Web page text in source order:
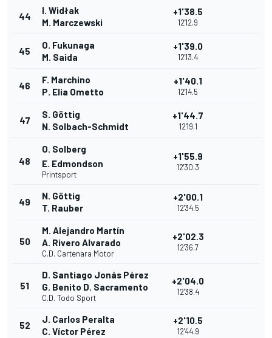
44
I. Widłak
M. Marczewski
+1'38.5
12'12.9
45
O. Fukunaga
M. Saida
+1'39.0
12'13.4
46
F. Marchino
P. Elia Ometto
+1'40.1
12'14.5
47
S. Göttig
N. Solbach-Schmidt
+1'44.7
12'19.1
48
O. Solberg
E. Edmondson
Printsport
+1'55.9
12'30.3
49
N. Göttig
T. Rauber
+2'00.1
12'34.5
50
M. Alejandro Martín
A. Rivero Alvarado
C.D. Cartenara Motor
+2'02.3
12'36.7
51
D. Santiago Jonás Pérez
G. Benito D. Sacramento
C.D. Todo Sport
+2'04.0
12'38.4
52
J. Carlos Peralta
C. Víctor Pérez
+2'10.5
12'44.9